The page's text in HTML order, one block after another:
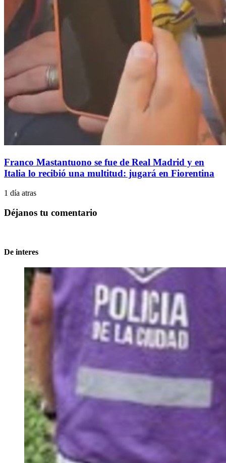
Franco Mastantuono se fue de Real Madrid y en
Italia lo recibió una multitud: jugará en Fiorentina
1 día atras
Déjanos tu comentario
De interes